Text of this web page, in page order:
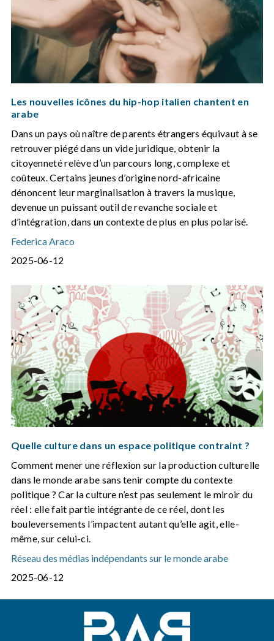
Les nouvelles icônes du hip-hop italien chantent en
arabe
Dans un pays où naître de parents étrangers équivaut à se
retrouver piégé dans un vide juridique, obtenir la
citoyenneté relève d’un parcours long, complexe et
coûteux. Certains jeunes d’origine nord-africaine
dénoncent leur marginalisation à travers la musique,
devenue un puissant outil de revanche sociale et
d’intégration, dans un contexte de plus en plus polarisé.
Federica Araco
2025-06-12
Quelle culture dans un espace politique contraint ?
Comment mener une réflexion sur la production culturelle
dans le monde arabe sans tenir compte du contexte
politique ? Car la culture n’est pas seulement le miroir du
réel : elle fait partie intégrante de ce réel, dont les
bouleversements l’impactent autant qu’elle agit, elle-
même, sur celui-ci.
Réseau des médias indépendants sur le monde arabe
2025-06-12